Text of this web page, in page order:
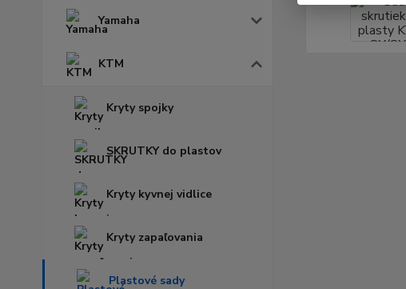
Yamaha
KTM
Kryty spojky
SKRUTKY do plastov
Kryty kyvnej vidlice
Kryty zapaľovania
Plastové sady